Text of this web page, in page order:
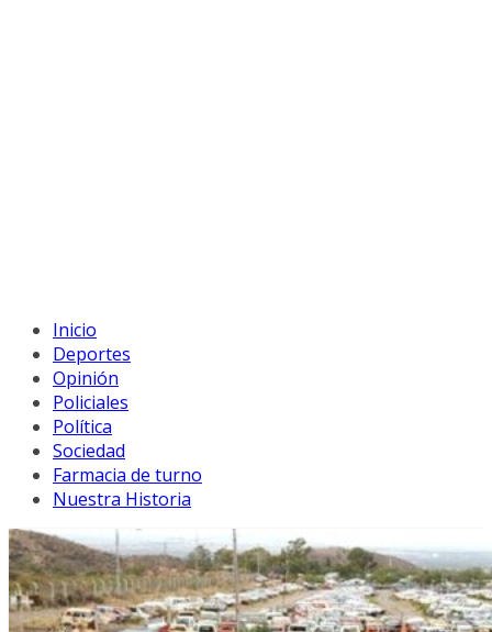
Inicio
Deportes
Opinión
Policiales
Política
Sociedad
Farmacia de turno
Nuestra Historia